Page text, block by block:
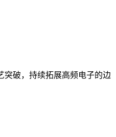
突破，持续拓展高频电子的边